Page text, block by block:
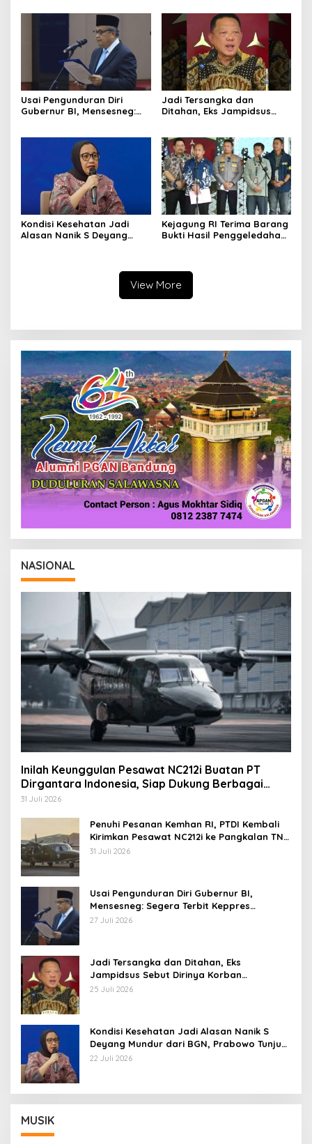
Usai Pengunduran Diri
Gubernur BI, Mensesneg:
Jadi Tersangka dan
Ditahan, Eks Jampidsus
Kondisi Kesehatan Jadi
Alasan Nanik S Deyang
Kejagung RI Terima Barang
Bukti Hasil Penggeledahan
View More
NASIONAL
Inilah Keunggulan Pesawat NC212i Buatan PT
Dirgantara Indonesia, Siap Dukung Berbagai
Operasi TNI
31 Juli 2026
Penuhi Pesanan Kemhan RI, PTDI Kembali
Kirimkan Pesawat NC212i ke Pangkalan TNI
AU
31 Juli 2026
Usai Pengunduran Diri Gubernur BI,
Mensesneg: Segera Terbit Keppres
Pemberhentian dengan Hormat
27 Juli 2026
Jadi Tersangka dan Ditahan, Eks
Jampidsus Sebut Dirinya Korban
Kriminalisasi
25 Juli 2026
Kondisi Kesehatan Jadi Alasan Nanik S
Deyang Mundur dari BGN, Prabowo Tunjuk
Wamentan Sudaryono
22 Juli 2026
MUSIK